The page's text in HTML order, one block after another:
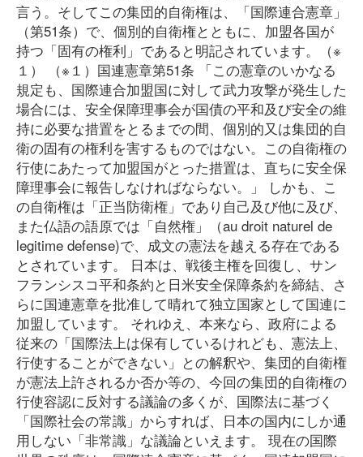
言う。そしてこの集団的自衛権は、「国際連合憲章」
（第51条）で、個別的自衛権とともに、加盟各国が
持つ「固有の権利」であると明記されています。（※
１） （※１）国連憲章第51条 「この憲章のいかなる
規定も、国際連合加盟国に対して武力攻撃が発生した
場合には、安全保障理事会が国債の平和及び安全の維
持に必要な措置をとるまでの間、個別的又は集団的自
衛の固有の権利を害するものではない。この自衛権の
行使にあたって加盟国がとった措置は、直ちに安全保
障理事会に報告しなければならない。」 しかも、こ
の自衛権は「正当防衛権」であり自己及び他に及び、
また仏語の語原では「自然権」（au droit naturel de
legitime defense)で、成文の憲法を越える存在である
とされています。 日本は、戦後主権を回復し、サン
フランシスコ平和条約と日米安全保障条約を締結、さ
らに国連憲章を批准して晴れて独立国家として国連に
加盟しています。 それゆえ、本来なら、政府による
従来の「国際法上は保有しているけれども、憲法上、
行使することができない」との解釈や、集団的自衛権
が憲法上許されるか否か等の、今回の集団的自衛権の
行使容認に反対する議論の多くが、国際法に基づく
「国際社会の常識」からすれば、日本の国内にしか通
用しない「非常識」な議論といえます。 現在の国際